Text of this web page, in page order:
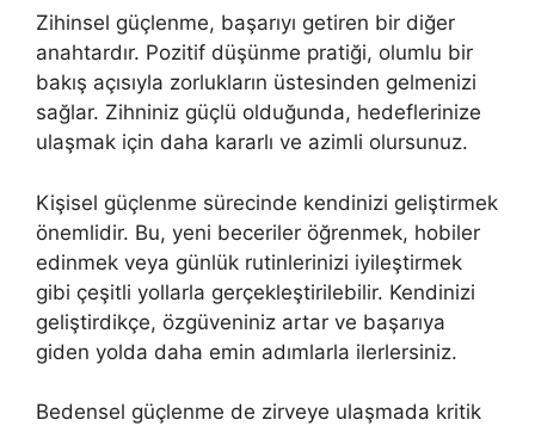
Zihinsel güçlenme, başarıyı getiren bir diğer
anahtardır. Pozitif düşünme pratiği, olumlu bir
bakış açısıyla zorlukların üstesinden gelmenizi
sağlar. Zihniniz güçlü olduğunda, hedeflerinize
ulaşmak için daha kararlı ve azimli olursunuz.
Kişisel güçlenme sürecinde kendinizi geliştirmek
önemlidir. Bu, yeni beceriler öğrenmek, hobiler
edinmek veya günlük rutinlerinizi iyileştirmek
gibi çeşitli yollarla gerçekleştirilebilir. Kendinizi
geliştirdikçe, özgüveniniz artar ve başarıya
giden yolda daha emin adımlarla ilerlersiniz.
Bedensel güçlenme de zirveye ulaşmada kritik